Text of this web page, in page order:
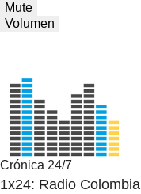
Mute
Volumen
Crónica 24/7
1x24: Radio Colombia